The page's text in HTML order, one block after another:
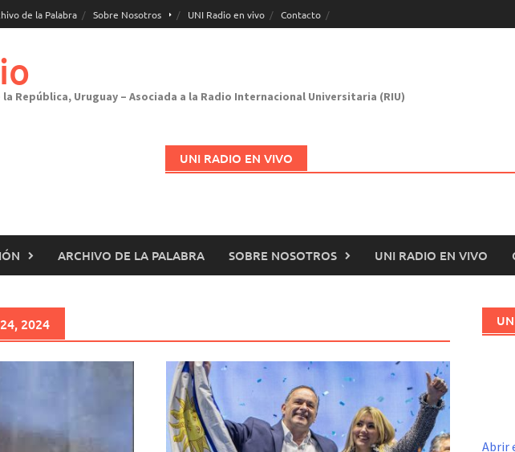
de la Palabra Sobre Nosotros UNI Radio en vivo Contacto
la República, Uruguay – Asociada a la Radio Internacional Universitaria (RIU)
UNI RADIO EN VIVO
ARCHIVO DE LA PALABRA SOBRE NOSOTROS UNI RADIO EN VIVO
2024
Abrir